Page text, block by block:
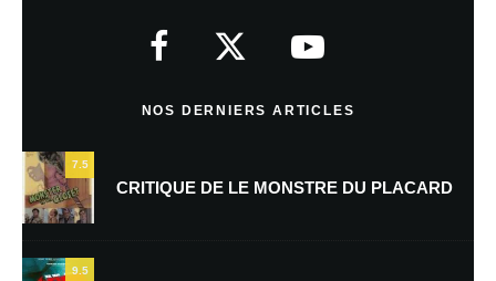
NOS DERNIERS ARTICLES
7.5
CRITIQUE DE LE MONSTRE DU PLACARD
9.5